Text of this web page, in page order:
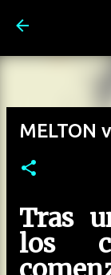
MELTON
Tras
los